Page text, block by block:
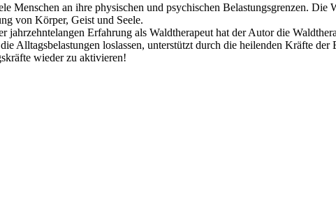
an ihre physischen und psychischen Belastungsgrenzen. Die
von Körper, Geist und Seele.
Erfahrung als Waldtherapeut hat der Autor die
Alltagsbelastungen loslassen, unterstützt durch die heilenden Kräfte
wieder zu aktivieren!